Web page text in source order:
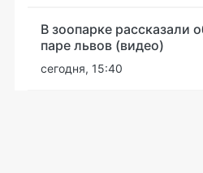
В зоопарке рассказали
паре львов (видео)
сегодня, 15:40